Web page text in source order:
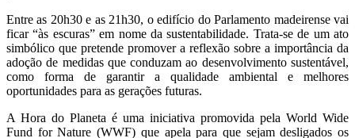
Entre as 20h30 e as 21h30, o edifício do Parlamento madeirense vai
ficar “às escuras” em nome da sustentabilidade. Trata-se de um ato
simbólico que pretende promover a reflexão sobre a importância da
adoção de medidas que conduzam ao desenvolvimento sustentável,
como forma de garantir a qualidade ambiental e melhores
oportunidades para as gerações futuras.
A Hora do Planeta é uma iniciativa promovida pela World Wide
Fund for Nature (WWF) que apela para que sejam desligados os